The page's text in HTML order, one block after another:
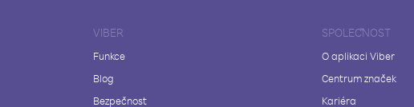
VIBER
Funkce
Blog
Bezpečnost
SPOLEČNOST
O aplikaci Viber
Centrum značek
Kariéra